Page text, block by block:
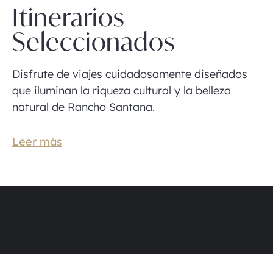
Itinerarios
Seleccionados
Disfrute de viajes cuidadosamente diseñados
que iluminan la riqueza cultural y la belleza
natural de Rancho Santana.
Leer más